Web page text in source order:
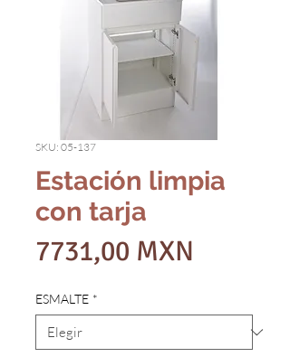
SKU: 05-137
Estación limpia
con tarja
7731,00 MXN
ESMALTE *